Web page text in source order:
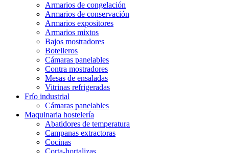
Armarios de congelación
Armarios de conservación
Armarios expositores
Armarios mixtos
Bajos mostradores
Botelleros
Cámaras panelables
Contra mostradores
Mesas de ensaladas
Vitrinas refrigeradas
Frío industrial
Cámaras panelables
Maquinaria hostelería
Abatidores de temperatura
Campanas extractoras
Cocinas